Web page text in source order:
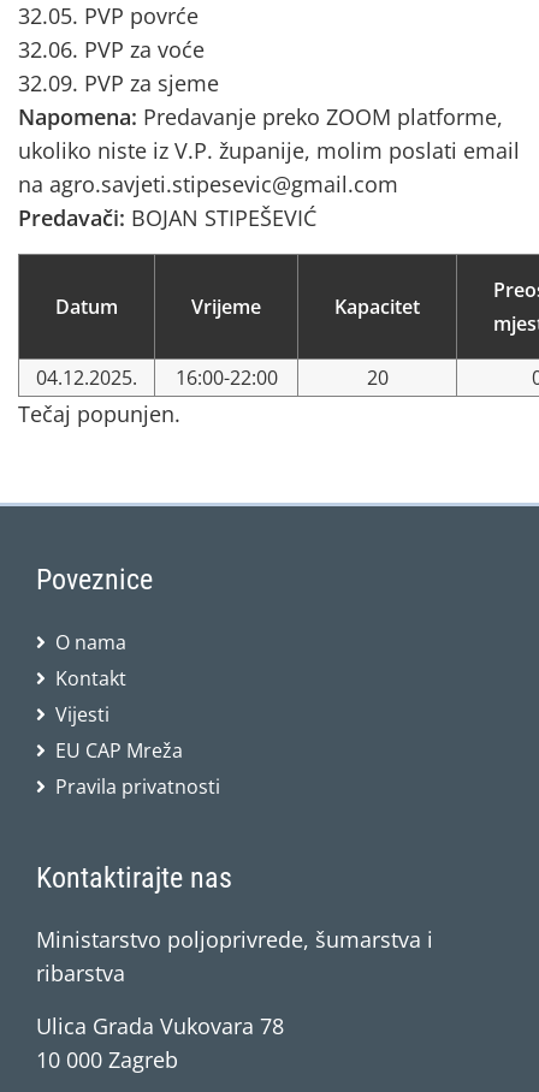
32.05. PVP povrće
32.06. PVP za voće
32.09. PVP za sjeme
Napomena: Predavanje preko ZOOM platforme,
ukoliko niste iz V.P. županije, molim poslati email
na agro.savjeti.stipesevic@gmail.com
Predavači: BOJAN STIPEŠEVIĆ
Datum Vrijeme Kapacitet
04.12.2025. 16:00-22:00 20
Tečaj popunjen.
Poveznice
O nama
Kontakt
Vijesti
EU CAP Mreža
Pravila privatnosti
Kontaktirajte nas
Ministarstvo poljoprivrede, šumarstva i
ribarstva
Ulica Grada Vukovara 78
10 000 Zagreb